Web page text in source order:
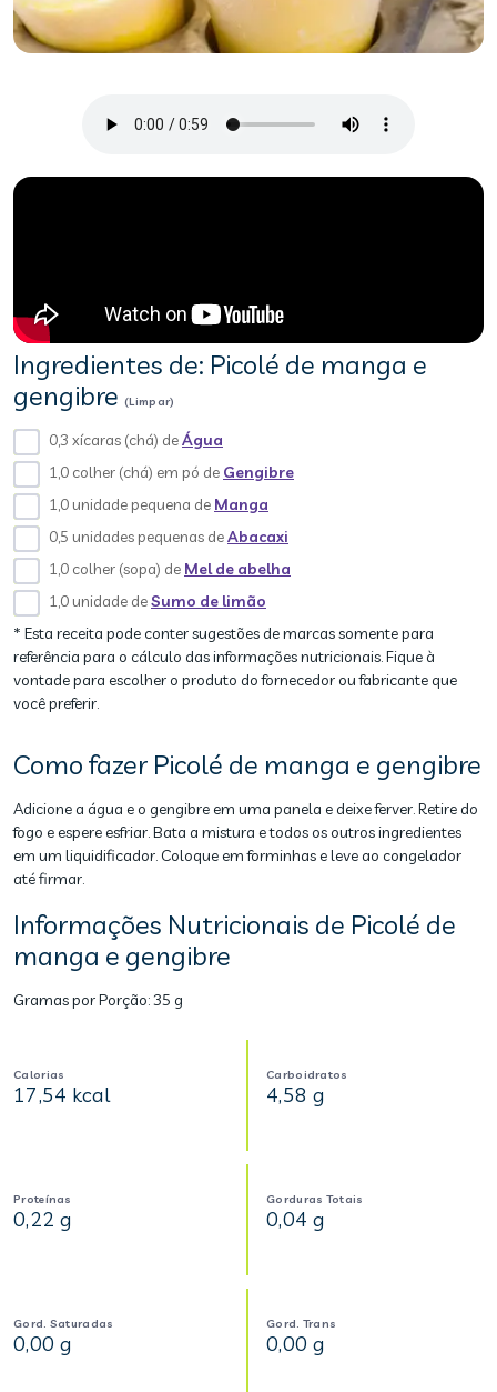
Ingredientes de: Picolé de manga e
gengibre (Limpar)
0,3 xícaras (chá) deÁgua
1,0 colher (chá) em pó de Gengibre
1,0 unidade pequena de Manga
0,5 unidades pequenas deAbacaxi
1,0 colher (sopa) de Mel de abelha
1,0 unidade deSumo de limão
* Esta receita pode conter sugestões de marcas somente para
referência para o cálculo das informações nutricionais. Fique à
vontade para escolher o produto do fornecedor ou fabricante que
você preferir.
Como fazer Picolé de manga e gengibre
Adicione a água e o gengibre em uma panela e deixe ferver. Retire do
fogo e espere esfriar. Bata a mistura e todos os outros ingredientes
em um liquidificador. Coloque em forminhas e leve ao congelador
até firmar.
Informações Nutricionais de Picolé de
manga e gengibre
Gramas por Porção:35 g
Calorias
17,54 kcal
Carboidratos
4,58 g
Proteínas
0,22 g
Gorduras Totais
0,04 g
Gord. Saturadas
0,00 g
Gord. Trans
0,00 g